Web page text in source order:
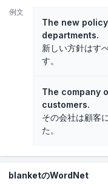
例文
The new
departments.
新しい方針はす
す。
The company
customers.
その会社は顧客
た。
blanketのWordNet